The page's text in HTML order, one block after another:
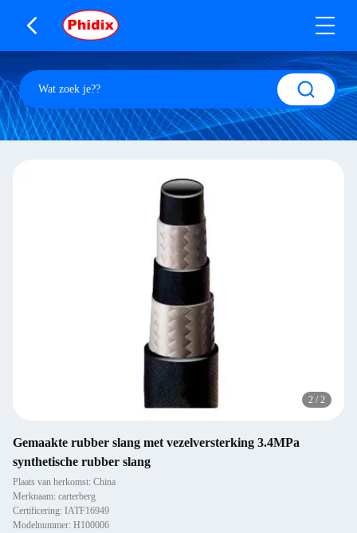
2 / 2
Gemaakte rubber slang met vezelversterking 3.4MPa
synthetische rubber slang
Plaats van herkomst: China
Merknaam: carterberg
Certificering: IATF16949
Modelnummer: H100006